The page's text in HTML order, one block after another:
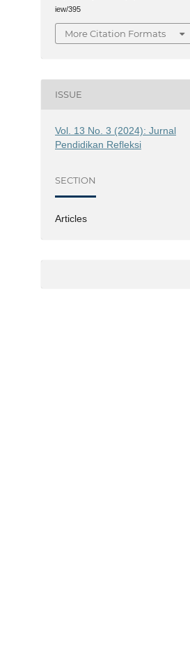
iew/395
More Citation Formats
ISSUE
Vol. 13 No. 3 (2024): Jurnal
Pendidikan Refleksi
SECTION
Articles